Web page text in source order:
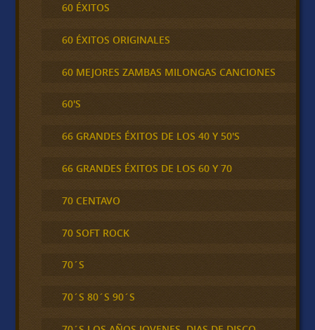
60 ÉXITOS
60 ÉXITOS ORIGINALES
60 MEJORES ZAMBAS MILONGAS CANCIONES
60'S
66 GRANDES ÉXITOS DE LOS 40 Y 50'S
66 GRANDES ÉXITOS DE LOS 60 Y 70
70 CENTAVO
70 SOFT ROCK
70´S
70´S 80´S 90´S